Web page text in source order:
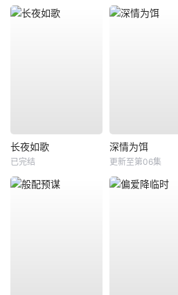
长夜如歌
已完结
深情为饵
更新至第06集